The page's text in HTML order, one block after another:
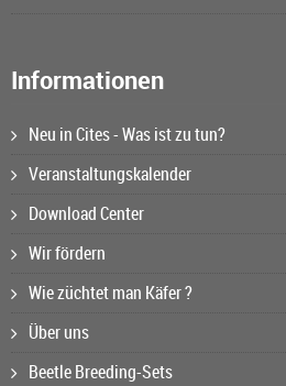
Informationen
Neu in Cites - Was ist zu tun?
Veranstaltungskalender
Download Center
Wir fördern
Wie züchtet man Käfer ?
Über uns
Beetle Breeding-Sets